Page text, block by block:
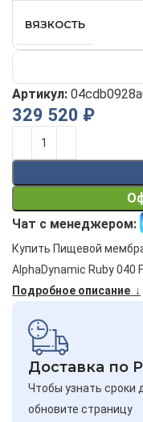
ВЯЗКОСТЬ
Артикул:
329 520 ₽
Alternative:
Чат с менеджером:
Купить Пищевой
AlphaDynamic Ruby 040
Подробное описание ↓
Доставка по
Чтобы узнать сроки
обновите страницу